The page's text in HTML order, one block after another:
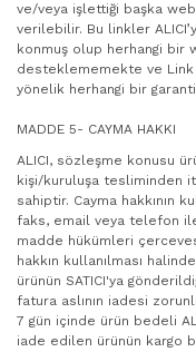
ve/veya işlettiği başka
verilebilir. Bu linkler
konmuş olup herhangi bir
desteklememekte ve
yönelik herhangi bir
MADDE 5- CAYMA HAKKI
ALICI, sözleşme konusu
kişi/kuruluşa tesliminden
sahiptir. Cayma hakkının
faks, email veya telefon
madde hükümleri
hakkın kullanılması
ürünün SATICI'ya
fatura aslının iadesi
7 gün içinde ürün bedeli
iade edilen ürünün kargo